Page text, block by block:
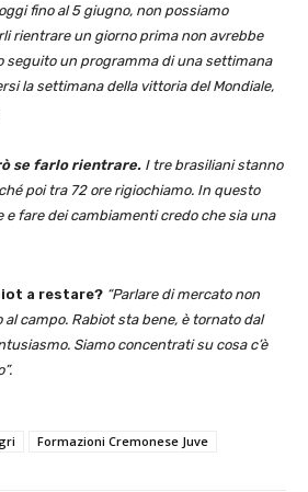
fino al 5 giugno, non possiamo
rientrare un giorno prima non avrebbe
seguito un programma di una settimana
la settimana della vittoria del Mondiale,
se farlo rientrare. I tre brasiliani stanno
poi tra 72 ore rigiochiamo. In questo
fare dei cambiamenti credo che sia una
a restare? “Parlare di mercato non
campo. Rabiot sta bene, è tornato dal
Siamo concentrati su cosa c’è
Formazioni Cremonese Juve